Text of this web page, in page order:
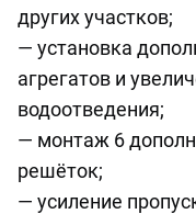
других участков;
— установка
агрегатов и
водоотведения;
— монтаж 6
решёток;
— усиление